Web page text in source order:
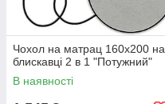
Чохол на матрац 160х200 на
блискавці 2 в 1 "Потужний"
В наявності